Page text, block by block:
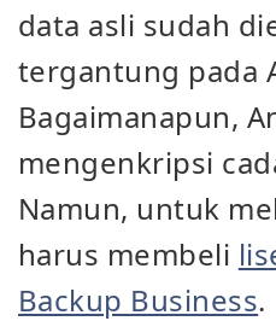
data asli sudah
tergantung pada
Bagaimanapun,
mengenkripsi
Namun, untuk
harus membeli
Backup Business.